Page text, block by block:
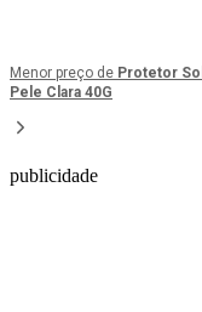
Menor preço de Protetor
Pele Clara 40G
publicidade